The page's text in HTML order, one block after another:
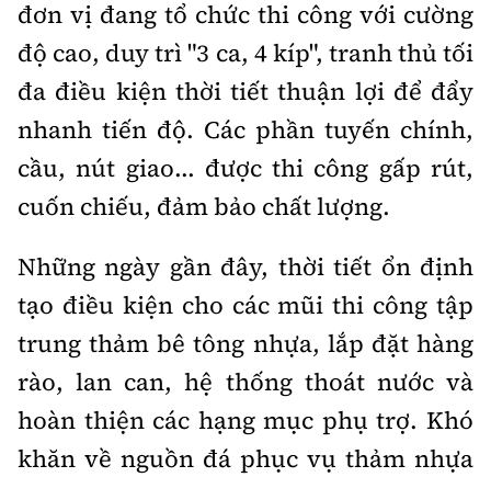
Tổng biên tập:Nguyễn Thị Hồng Nga
Phó Tổng biên tập: Nguyễn Sơn Tùng,
Nguyễn Đức Thắng, La Đức Hùng
Hotline:
Quảng cáo và Phát hành:
0915 057 282
Email:
bandoc@baoxaydung.vn
Cấm sao chép dưới mọi hình thức nếu không có sự
soạn
đơn vị đang tổ chức thi công với cường
độ cao, duy trì "3 ca, 4 kíp", tranh thủ tối
đa điều kiện thời tiết thuận lợi để đẩy
nhanh tiến độ. Các phần tuyến chính,
cầu, nút giao... được thi công gấp rút,
cuốn chiếu, đảm bảo chất lượng.
Những ngày gần đây, thời tiết ổn định
tạo điều kiện cho các mũi thi công tập
trung thảm bê tông nhựa, lắp đặt hàng
rào, lan can, hệ thống thoát nước và
hoàn thiện các hạng mục phụ trợ. Khó
khăn về nguồn đá phục vụ thảm nhựa